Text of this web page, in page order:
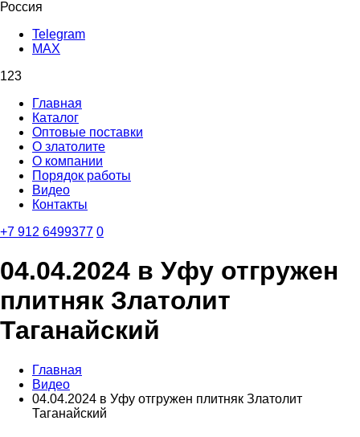
Россия
Telegram
MAX
123
Главная
Каталог
Оптовые поставки
О златолите
О компании
Порядок работы
Видео
Контакты
‪+7 912 6499377‬ 0
04.04.2024 в Уфу отгружен
плитняк Златолит
Таганайский
Главная
Видео
04.04.2024 в Уфу отгружен плитняк Златолит
Таганайский